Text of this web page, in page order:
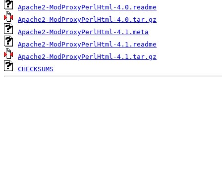
Apache2-ModProxyPerlHtml-4.0.readme
Apache2-ModProxyPerlHtml-4.0.tar.gz
Apache2-ModProxyPerlHtml-4.1.meta
Apache2-ModProxyPerlHtml-4.1.readme
Apache2-ModProxyPerlHtml-4.1.tar.gz
CHECKSUMS